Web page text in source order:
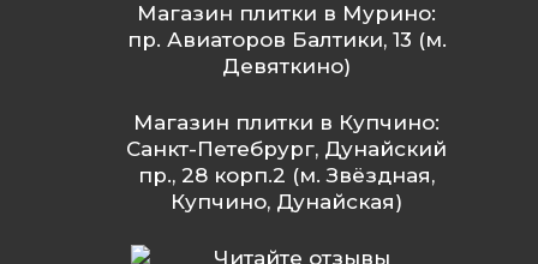
Магазин плитки в Мурино:
пр. Авиаторов Балтики, 13 (м.
Девяткино)
Магазин плитки в Купчино:
Санкт-Петебрург, Дунайский
пр., 28 корп.2 (м. Звёздная,
Купчино, Дунайская)